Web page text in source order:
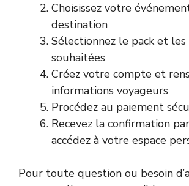
Choisissez votre
destination
Sélectionnez le pack et
souhaitées
Créez votre compte et
informations voyageurs
Procédez au paiement
Recevez la confirmation
accédez à votre espace
Pour toute question ou besoin